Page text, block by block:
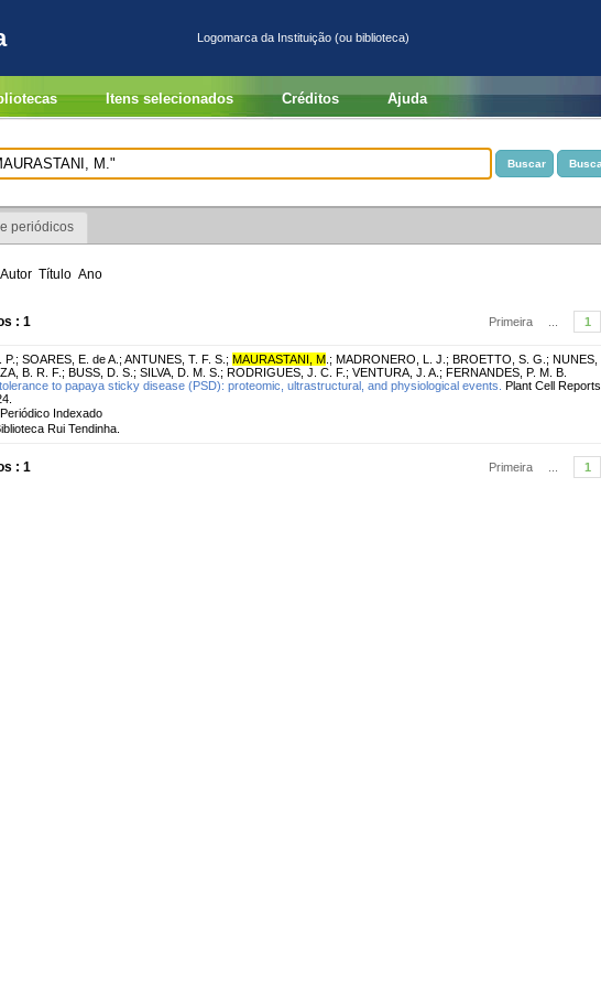
Logomarca da Instituição (ou biblioteca)
Itens selecionados Créditos Ajuda
periódicos
Autor Título Ano
: 1 Primeira 1
P. ; SOARES, E. de A. ; ANTUNES, T. F. S. ; MAURASTANI, M ; MADRONERO, L. J. ; BROETTO, S. G. ; NUNES,
B. R. F. ; BUSS, D. S. ; SILVA, D. M. S. ; RODRIGUES, J. C. F. ; VENTURA, J. A. ; FERNANDES, P. M. B.
to papaya sticky disease (PSD): proteomic, ultrastructural, and physiological events. Plant Cell Reports,
Indexado
Rui Tendinha.
: 1 Primeira 1